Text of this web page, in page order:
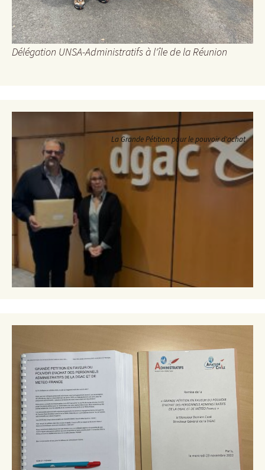
Délégation UNSA-Administratifs à l'île de la Réunion
La Grande Pétition pour le pouvoir d'achat